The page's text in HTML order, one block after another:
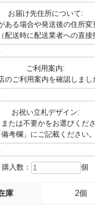
お届け先住所について:
ある場合や発送後の住所
配送時に配送業者への直接
ご利用案内:
のご利用案内を確認しまし
お祝い立札デザイン:
または不要かをお選びくだ
備考欄」にご記載ください。
購入数： 個
庫 2個